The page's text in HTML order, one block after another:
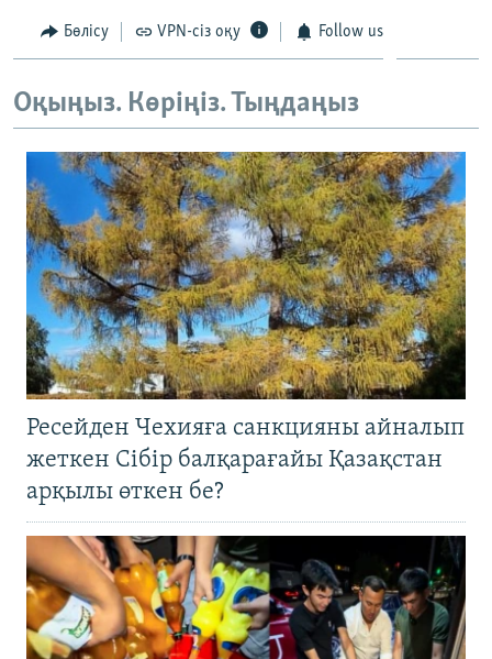
Бөлісу VPN-сіз оқу Follow us
Оқыңыз. Көріңіз. Тыңдаңыз
Ресейден Чехияға санкцияны айналып
жеткен Сібір балқарағайы Қазақстан
арқылы өткен бе?